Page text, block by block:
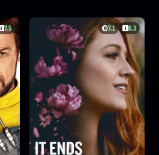
семейный
7.5 7.1 6.3